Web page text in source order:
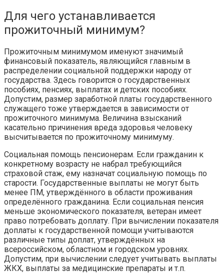
Для чего устанавливается
прожиточный минимум?
Прожиточным минимумом именуют значимый
финансовый показатель, являющийся главным в
распределении социальной поддержки народу от
государства. Здесь говорится о государственных
пособиях, пенсиях, выплатах и детских пособиях.
Допустим, размер заработной платы государственного
служащего тоже утверждается в зависимости от
прожиточного минимума. Величина взысканий
касательно причинения вреда здоровья человеку
высчитывается по прожиточному минимуму.
Социальная помощь пенсионерам. Если гражданин к
конкретному возрасту не набрал требующийся
страховой стаж, ему назначат социальную помощь по
старости. Государственные выплаты не могут быть
менее ПМ, утверждённого в области проживания
определённого гражданина. Если социальная пенсия
меньше экономического показателя, ветеран имеет
право потребовать доплату. При вычислении показателя
доплаты к государственной помощи учитываются
различные типы доплат, утверждённых на
всероссийском, областном и городском уровнях.
Допустим, при вычислении следует учитывать выплаты
ЖКХ, выплаты за медицинские препараты и т.п.